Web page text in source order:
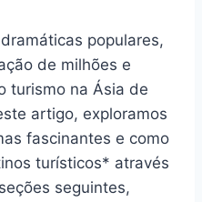
populares,
de milhões e
turismo na Ásia de
artigo, exploramos
fascinantes e como
turísticos* através
seguintes,